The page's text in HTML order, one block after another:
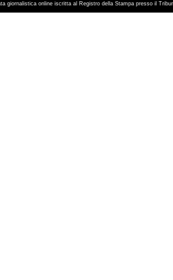
giornalistica online iscritta al Registro della Stampa presso il